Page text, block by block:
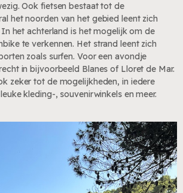
Ook fietsen bestaat tot de
het noorden van het gebied leent zich
het achterland is het mogelijk om de
te verkennen. Het strand leent zich
zoals surfen. Voor een avondje
in bijvoorbeeld Blanes of Lloret de Mar.
zeker tot de mogelijkheden, in iedere
kleding-, souvenirwinkels en meer.